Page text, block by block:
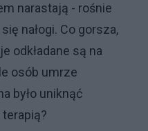
narastają - rośnie
nałogi. Co gorsza,
odkładane są na
osób umrze
było uniknąć